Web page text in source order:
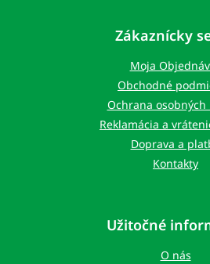
Zákaznícky
Moja
Obchodné
Ochrana osobných
Reklamácia a
Doprava a
Kontakty
Užitočné
O nás